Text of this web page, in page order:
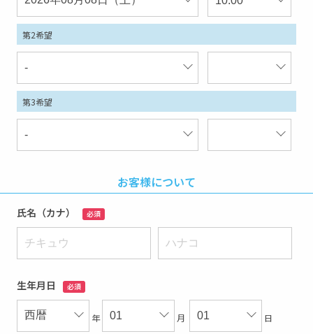
第2希望
第3希望
お客様について
氏名（カナ） 必須
生年月日 必須
年 月 日